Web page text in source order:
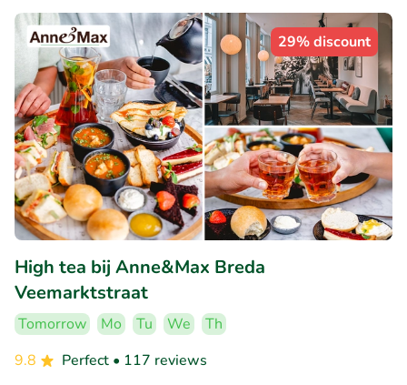
29% discount
High tea bij Anne&Max Breda
Veemarktstraat
Tomorrow Mo Tu We
Th
9.8
Perfect • 117 reviews